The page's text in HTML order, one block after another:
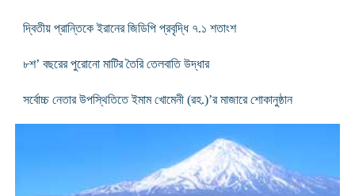
দ্বিতীয় প্রান্তিকে ইরানের জিডিপি প্রবৃদ্ধি ৭.১ শতাংশ
৮শ’ বছরের পুরোনো মাটির তৈরি তেলবাতি উদ্ধার
সর্বোচ্চ নেতার উপস্থিতিতে ইমাম খোমেনী (রহ.)’র মাজারে শোকানুষ্ঠান